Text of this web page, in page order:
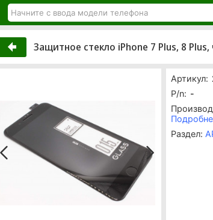
Защитное стекло iPhone 7 Plus, 8
Артикул:
P/n: -
Раздел: